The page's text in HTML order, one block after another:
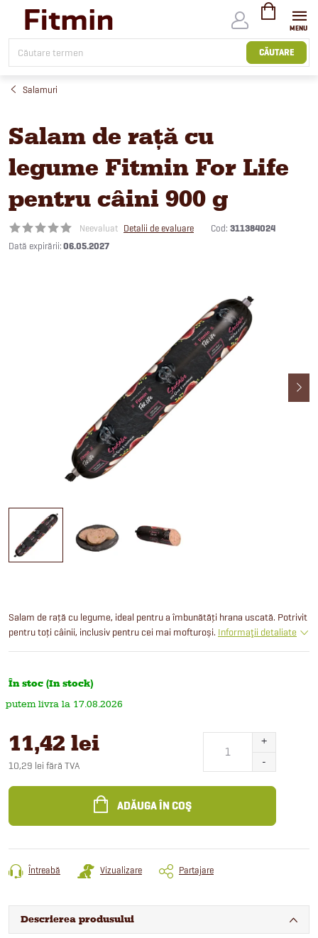
conținut
CĂUTARE
COŞ
DE
Salamuri
Salam de rață cu
legume Fitmin For Life
pentru câini 900 g
Neevaluat Detalii de evaluare Cod: 311384024
06.05.2027
Salam de rață cu legume, ideal pentru a îmbunătăți hrana uscată. Potrivit
pentru toți câinii, inclusiv pentru cei mai mofturoși. Informaţii detaliate
În stoc (In stock)
17.08.2026
11,42 lei
10,29 lei fără TVA
preţ:
ADĂUGA ÎN COŞ
Întreabă Vizualizare Partajare
Descrierea produsului